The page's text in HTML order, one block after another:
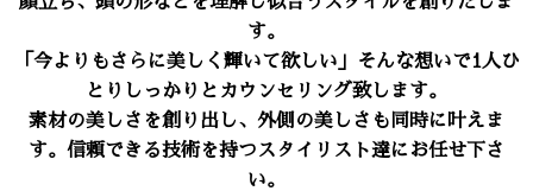
す。
「今よりもさらに美しく輝いて欲しい」そんな想いで1人ひ
とりしっかりとカウンセリング致します。
素材の美しさを創り出し、外側の美しさも同時に叶えま
す。信頼できる技術を持つスタイリスト達にお任せ下さ
い。